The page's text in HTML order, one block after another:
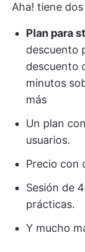
Aha! tiene
Plan para
descuento
descuento
minutos
más
Un plan
usuarios.
Precio con
Sesión de
prácticas.
Y mucho